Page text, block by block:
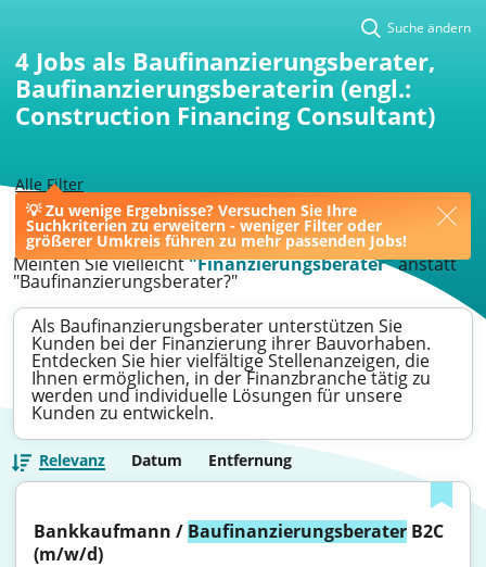
💡 Zu wenige Ergebnisse? Versuchen Sie Ihre
Suchkriterien zu erweitern - weniger Filter oder
größerer Umkreis führen zu mehr passenden Jobs!
Alle Filter
Suche ändern
4 Jobs als Baufinanzierungsberater,
Baufinanzierungsberaterin (engl.:
Construction Financing Consultant)
> Moers > Baufinanzierungsberater
Meinten Sie vielleicht"Finanzierungsberater"anstatt
"Baufinanzierungsberater?"
Als Baufinanzierungsberater unterstützen Sie
Kunden bei der Finanzierung ihrer Bauvorhaben.
Entdecken Sie hier vielfältige Stellenanzeigen, die
Ihnen ermöglichen, in der Finanzbranche tätig zu
werden und individuelle Lösungen für unsere
Kunden zu entwickeln.
Relevanz Datum Entfernung
Bankkaufmann / Baufinanzierungsberater B2C
(m/w/d)